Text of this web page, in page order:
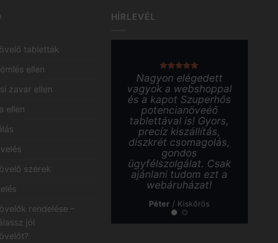
tabletták
ellen
zavar ellen
ellen
szerek
rendelése –
jól
HÍRLEVÉL
Nagyon elégedett
vagyok a webshoppal
és a kapot Szuperhős
potencianöveéő
tablettával is! Gyors,
precíz kiszállítás,
diszkrét csomagolás,
gondos
ügyfélszolgálat. Csak
ajánlani tudom ezt a
webáruházat!
Péter / Kiskőrös